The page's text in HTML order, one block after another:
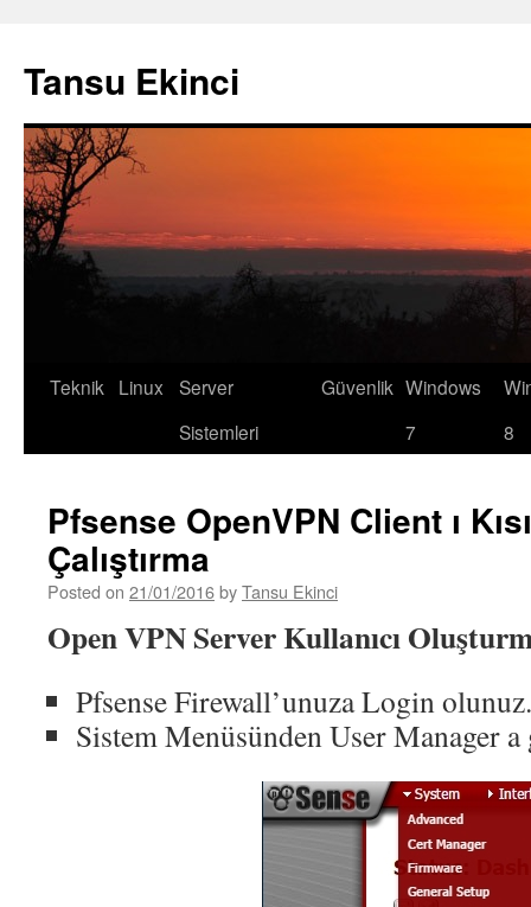
Tansu Ekinci
Skip
Teknik Linux
Server
Sistemleri
Güvenlik Windows
7
8
Pfsense OpenVPN Client ı
Çalıştırma
Posted on 21/01/2016byTansu Ekinci
Open VPN Server Kullanıcı
Pfsense Firewall’unuza Login olunuz.
Sistem Menüsünden User Manager